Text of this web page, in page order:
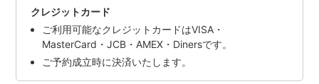
クレジットカード
ご利用可能なクレジットカードはVISA・
MasterCard・JCB・AMEX・Dinersです。
ご予約成立時に決済いたします。